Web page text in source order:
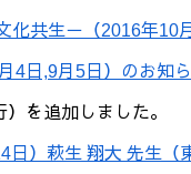
共生－（2016年10
4日,9月5日）のお知ら
を追加しました。
）萩生 翔大 先生（